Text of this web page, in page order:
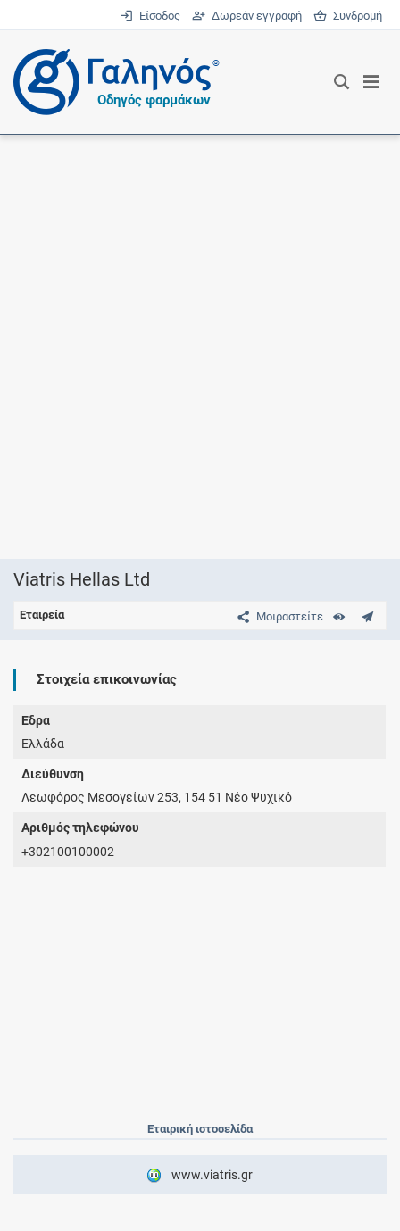
Είσοδος Δωρεάν εγγραφή Συνδρομή
®
Οδηγός φαρμάκων
Viatris Hellas Ltd
Μοιραστείτε
Εταιρεία
Στοιχεία επικοινωνίας
Έδρα
Ελλάδα
Διεύθυνση
Λεωφόρος Μεσογείων 253, 154 51 Νέο Ψυχικό
Αριθμός τηλεφώνου
+302100100002
Εταιρική ιστοσελίδα
www.viatris.gr